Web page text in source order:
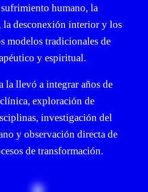
humano, la
la desconexión interior y los
modelos tradicionales de
y espiritual.
la llevó a integrar años de
exploración de
investigación del
y observación directa de
de transformación.